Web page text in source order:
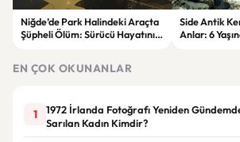
Niğde’de Park Halindeki Araçta
Şüpheli Ölüm: Sürücü Hayatını
Side Antik
Anlar: 6
EN ÇOK OKUNANLAR
1
1972 İrlanda Fotoğrafı Yeniden
Sarılan Kadın Kimdir?